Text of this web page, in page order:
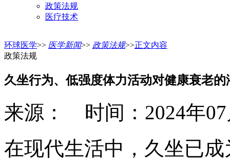
政策法规
医疗技术
环球医学>> 医学新闻>> 政策法规>>正文内容
政策法规
久坐行为、低强度体力活动对健康衰老的
来源： 时间：2024年
在现代生活中，久坐已